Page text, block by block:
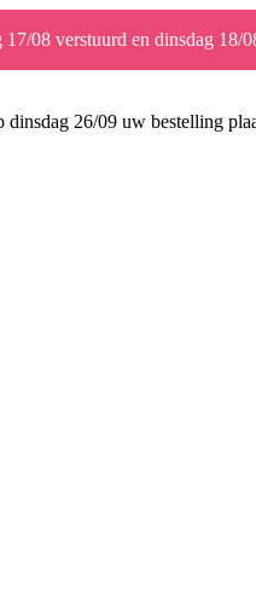
08 verstuurd en dinsdag 18/
26/09 uw bestelling